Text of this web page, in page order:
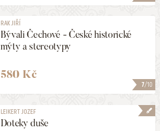
7/10
RAK JIŘÍ
Bývali Čechové - České historické
mýty a stereotypy
580 Kč
LEIKERT JOZEF
Doteky duše